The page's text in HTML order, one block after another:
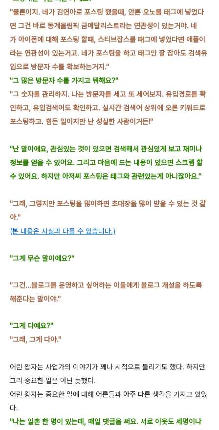
"물론이지. 네가 김연아로 포스팅 했을때, 안톤 오노를 태그에 넣었다
면 그건 바로 동계올림픽 금메달리스트라는 연관성이 있는거야. 네
가 아이폰에 대해 포스팅 할때, 스티브잡스를 태그에 넣었다면 애플이
라는 연관성이 있는거고. 네가포스팅을 하고 태그만 잘 잡아도 검색유
입으로 방문자 수를 확보하는거지 ."
"그 많은 방문자 수를 가지고 뭐해요?"
"그 숫자를 관리하지. 나는 방문자를 세고 또 세어보지. 유입경로를 확
인하고, 유입검색어도 확인하고. 실시간 검색어 상위에 오른 키워드로
포스팅하고. 힘든 일이지만 난 성실한 사람이거든!"
"난 말이에요, 관심있는 것이 있으면 검색해서 관심있게 보고 재미나
정보를 얻을 수 있어요. 그리고 마음에 드는 내용이 있으면 스크랩 할
수 있어요. 하지만 아저씨 포스팅은 태그와관련있는게 아니잖아요."
"그래, 그렇지만 포스팅을 많이하면 초대장을 많이 받을 수 있는 것 같
아."
(본 내용은 사실과 다를 수 있습니다.)
"그게 무슨 말이에요?"
"그건...블로그를 운영하고 싶어하는 이들에게 블로그 개설을 하도록
해준다는 말이야."
"그게 다예요?"
"그래, 그게 다야."
어린 왕자는 사업가의 이야기가 꽤나 시적으로 들리기도 했다. 하지만
그리 중요한 일은 아닌 듯했다.
어린 왕자는 중요한 일에 대해 어른들과 아주 다른 생각을 가지고 있었
다.
"나는 일촌 한 명이 있는데, 매일 댓글을 써요. 서로 이웃도 세명이나